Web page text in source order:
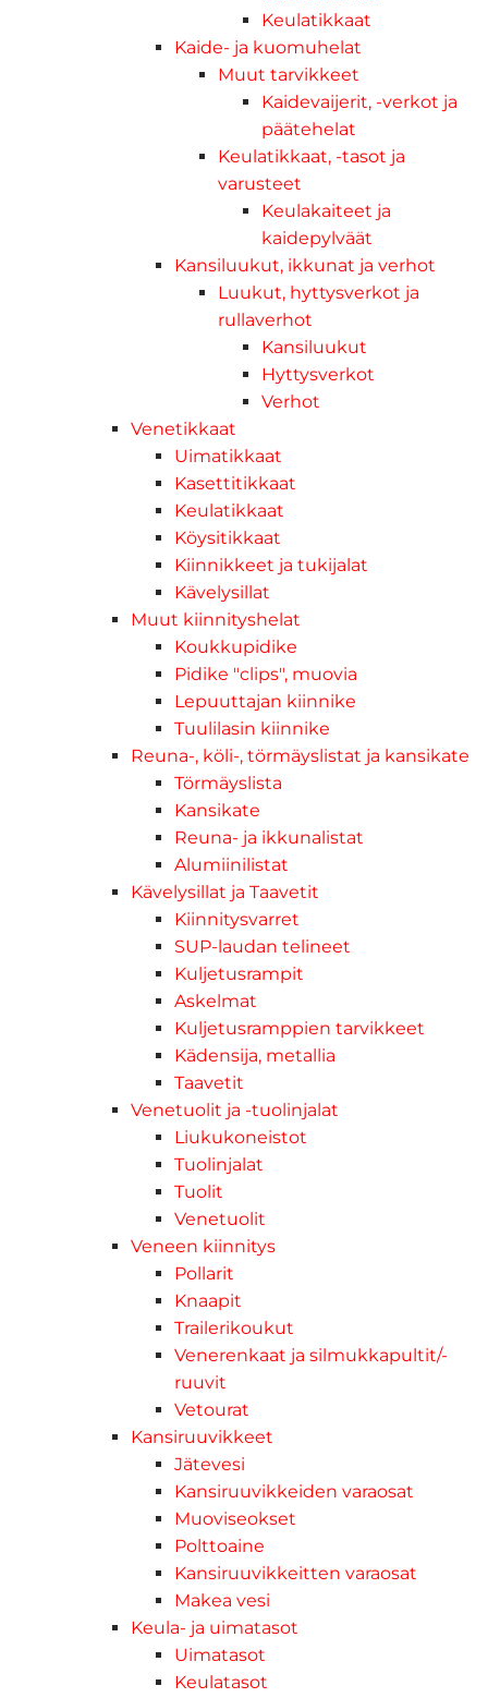
Keulatikkaat
Kaide- ja kuomuhelat
Muut tarvikkeet
Kaidevaijerit, -verkot ja
päätehelat
Keulatikkaat, -tasot ja
varusteet
Keulakaiteet ja
kaidepylväät
Kansiluukut, ikkunat ja verhot
Luukut, hyttysverkot ja
rullaverhot
Kansiluukut
Hyttysverkot
Verhot
Venetikkaat
Uimatikkaat
Kasettitikkaat
Keulatikkaat
Köysitikkaat
Kiinnikkeet ja tukijalat
Kävelysillat
Muut kiinnityshelat
Koukkupidike
Pidike "clips", muovia
Lepuuttajan kiinnike
Tuulilasin kiinnike
Reuna-, köli-, törmäyslistat ja kansikate
Törmäyslista
Kansikate
Reuna- ja ikkunalistat
Alumiinilistat
Kävelysillat ja Taavetit
Kiinnitysvarret
SUP-laudan telineet
Kuljetusrampit
Askelmat
Kuljetusramppien tarvikkeet
Kädensija, metallia
Taavetit
Venetuolit ja -tuolinjalat
Liukukoneistot
Tuolinjalat
Tuolit
Venetuolit
Veneen kiinnitys
Pollarit
Knaapit
Trailerikoukut
Venerenkaat ja silmukkapultit/-
ruuvit
Vetourat
Kansiruuvikkeet
Jätevesi
Kansiruuvikkeiden varaosat
Muoviseokset
Polttoaine
Kansiruuvikkeitten varaosat
Makea vesi
Keula- ja uimatasot
Uimatasot
Keulatasot